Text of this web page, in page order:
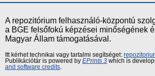
A repozitórium felhasználó-központú
a BGE felsőfokú képzései minőségének
Magyar Állam támogatásával.
Itt kérhet technikai vagy tartalmi segítséget:
Publikációtár is powered by EPrints 3 which is
and software credits